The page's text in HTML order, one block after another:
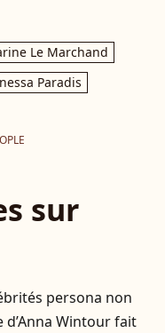
Le Marchand
Paradis
sur
persona non
Wintour fait